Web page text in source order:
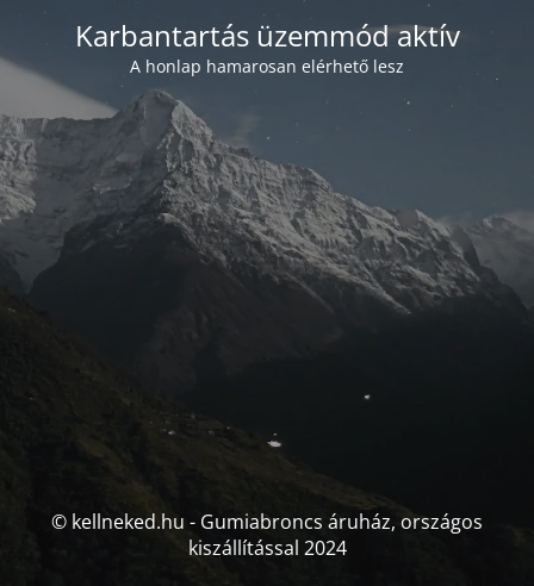
Karbantartás üzemmód aktív
A honlap hamarosan elérhető lesz
© kellneked.hu - Gumiabroncs áruház, országos
kiszállítással 2024